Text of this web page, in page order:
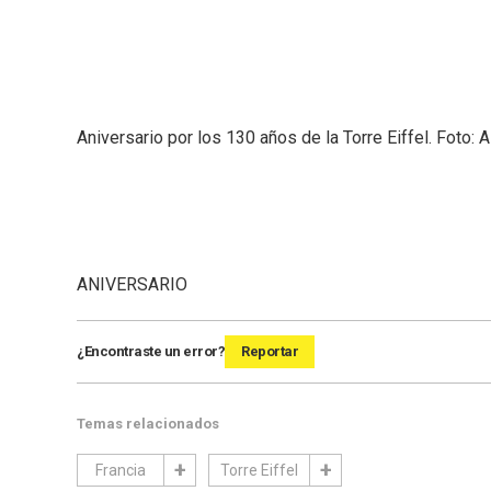
Aniversario por los 130 años de la Torre Eiffel. Foto:
ANIVERSARIO
¿Encontraste un error? Reportar
Temas relacionados
Francia Torre Eiffel